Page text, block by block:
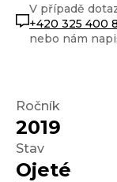
Ročník
2019
Stav
Ojeté
V případě
+420 325 400
nebo nám